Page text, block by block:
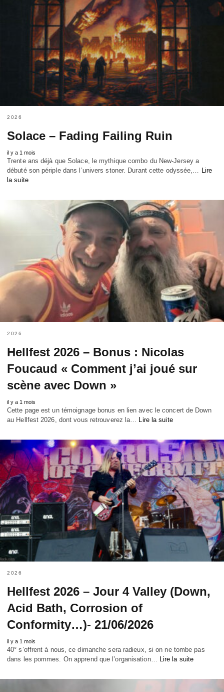
2026
Solace – Fading Failing Ruin
il y a 1 mois
Trente ans déjà que Solace, le mythique combo du New-Jersey a
débuté son périple dans l’univers stoner. Durant cette odyssée,… Lire
la suite
2026
Hellfest 2026 – Bonus : Nicolas
Foucaud « Comment j’ai joué sur
scène avec Down »
il y a 1 mois
Cette page est un témoignage bonus en lien avec le concert de Down
au Hellfest 2026, dont vous retrouverez la… Lire la suite
2026
Hellfest 2026 – Jour 4 Valley (Down,
Acid Bath, Corrosion of
Conformity…)- 21/06/2026
il y a 1 mois
40° s’offrent à nous, ce dimanche sera radieux, si on ne tombe pas
dans les pommes. On apprend que l’organisation… Lire la suite